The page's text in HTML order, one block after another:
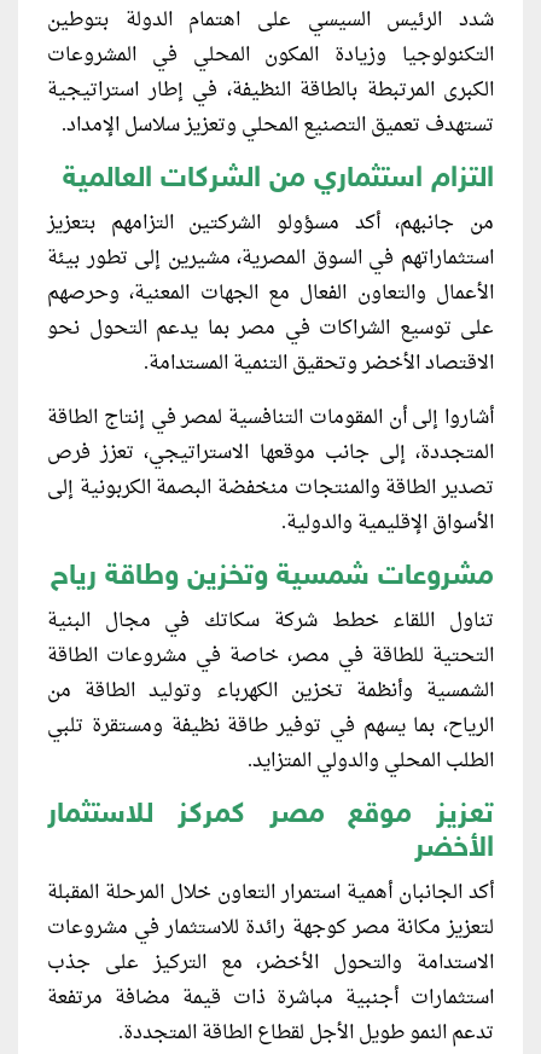
شدد الرئيس السيسي على اهتمام الدولة بتوطين
التكنولوجيا وزيادة المكون المحلي في المشروعات
الكبرى المرتبطة بالطاقة النظيفة، في إطار استراتيجية
تستهدف تعميق التصنيع المحلي وتعزيز سلاسل الإمداد.
التزام استثماري من الشركات العالمية
من جانبهم، أكد مسؤولو الشركتين التزامهم بتعزيز
استثماراتهم في السوق المصرية، مشيرين إلى تطور بيئة
الأعمال والتعاون الفعال مع الجهات المعنية، وحرصهم
على توسيع الشراكات في مصر بما يدعم التحول نحو
الاقتصاد الأخضر وتحقيق التنمية المستدامة.
أشاروا إلى أن المقومات التنافسية لمصر في إنتاج الطاقة
المتجددة، إلى جانب موقعها الاستراتيجي، تعزز فرص
تصدير الطاقة والمنتجات منخفضة البصمة الكربونية إلى
الأسواق الإقليمية والدولية.
مشروعات شمسية وتخزين وطاقة رياح
تناول اللقاء خطط شركة سكاتك في مجال البنية
التحتية للطاقة في مصر، خاصة في مشروعات الطاقة
الشمسية وأنظمة تخزين الكهرباء وتوليد الطاقة من
الرياح، بما يسهم في توفير طاقة نظيفة ومستقرة تلبي
الطلب المحلي والدولي المتزايد.
تعزيز موقع مصر كمركز للاستثمار
الأخضر
أكد الجانبان أهمية استمرار التعاون خلال المرحلة المقبلة
لتعزيز مكانة مصر كوجهة رائدة للاستثمار في مشروعات
الاستدامة والتحول الأخضر، مع التركيز على جذب
استثمارات أجنبية مباشرة ذات قيمة مضافة مرتفعة
تدعم النمو طويل الأجل لقطاع الطاقة المتجددة.